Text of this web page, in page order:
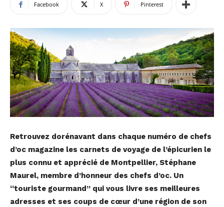
Facebook X Pinterest
Retrouvez dorénavant dans chaque numéro de chefs
d’oc magazine les carnets de voyage de l’épicurien le
plus connu et apprécié de Montpellier, Stéphane
Maurel, membre d’honneur des chefs d’oc. Un
“touriste gourmand” qui vous livre ses meilleures
adresses et ses coups de cœur d’une région de son